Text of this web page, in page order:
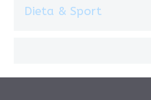
Dieta & Sport